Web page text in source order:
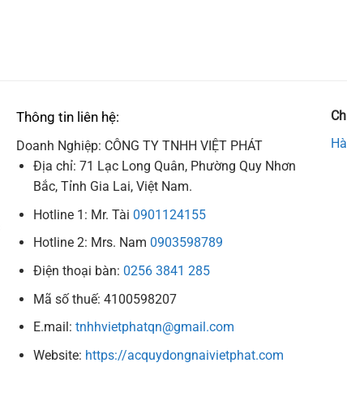
Thông tin liên hệ:
Doanh Nghiệp: CÔNG TY TNHH VIỆT PHÁT
Địa chỉ: 71 Lạc Long Quân, Phường Quy Nhơn
Bắc, Tỉnh Gia Lai, Việt Nam.
Hotline 1: Mr. Tài 0901124155
Hotline 2: Mrs. Nam 0903598789
Điện thoại bàn: 0256 3841 285
Mã số thuế: 4100598207
E.mail: tnhhvietphatqn@gmail.com
Website: https://acquydongnaivietphat.com